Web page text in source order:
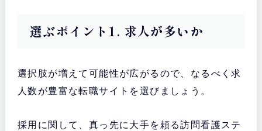
選ぶポイント1. 求人が多いか
選択肢が増えて可能性が広がるので、なるべく求
人数が豊富な転職サイトを選びましょう。
採用に関して、真っ先に大手を頼る訪問看護ステ